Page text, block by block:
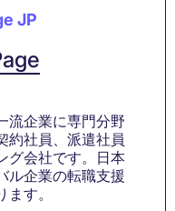
JP
流企業に専門分野
約社員、派遣社員
グ会社です。日本
ル企業の転職支援
す。